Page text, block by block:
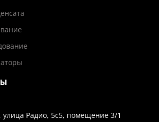
улица Радио, 5с5, помещение 3/1